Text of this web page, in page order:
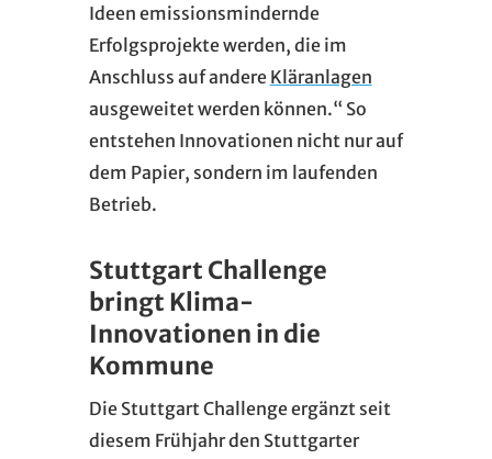
Ideen emissionsmindernde
Erfolgsprojekte werden, die im
Anschluss auf andere Kläranlagen
ausgeweitet werden können.“ So
entstehen Innovationen nicht nur auf
dem Papier, sondern im laufenden
Betrieb.
Stuttgart Challenge
bringt Klima-
Innovationen in die
Kommune
Die Stuttgart Challenge ergänzt seit
diesem Frühjahr den Stuttgarter